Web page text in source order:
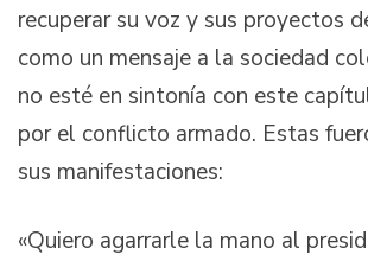
recuperar su voz y sus proyectos
como un mensaje a la sociedad
no esté en sintonía con este
por el conflicto armado. Estas
sus manifestaciones:
«Quiero agarrarle la mano al